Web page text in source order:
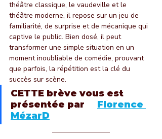
théâtre classique, le vaudeville et le
théâtre moderne, il repose sur un jeu de
familiarité, de surprise et de mécanique qui
captive le public. Bien dosé, il peut
transformer une simple situation en un
moment inoubliable de comédie, prouvant
que parfois, la répétition est la clé du
succès sur scène.
CETTE brève vous est
présentée par Florence
MézarD